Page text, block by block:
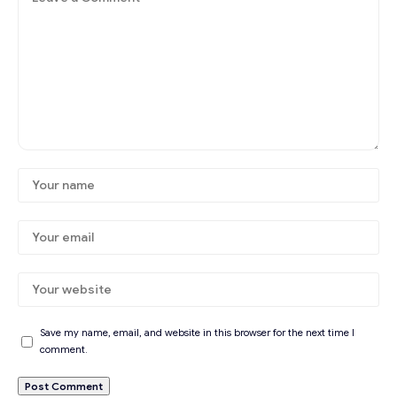
Save my name, email, and website in this browser for the next time I
comment.